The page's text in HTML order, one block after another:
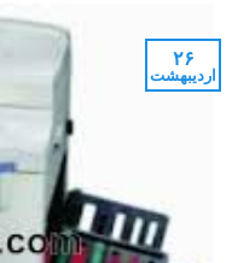
۲۶
اردیبهشت